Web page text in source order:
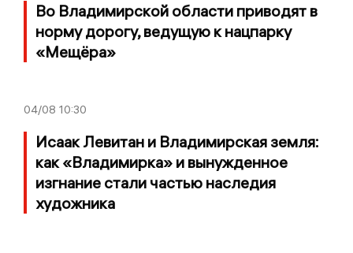
Во Владимирской области приводят в
норму дорогу, ведущую к нацпарку
«Мещёра»
04/08 10:30
Исаак Левитан и Владимирская земля:
как «Владимирка» и вынужденное
изгнание стали частью наследия
художника